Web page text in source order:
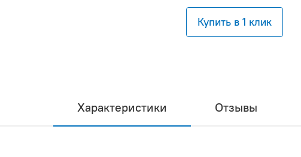
Купить в 1 клик
Характеристики Отзывы